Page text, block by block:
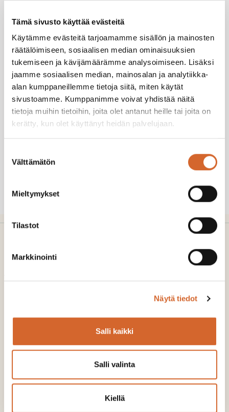
Tämä sivusto käyttää evästeitä
Käytämme evästeitä tarjoamamme sisällön ja mainosten
räätälöimiseen, sosiaalisen median ominaisuuksien
tukemiseen ja kävijämäärämme analysoimiseen. Lisäksi
jaamme sosiaalisen median, mainosalan ja analytiikka-
alan kumppaneillemme tietoja siitä, miten käytät
sivustoamme. Kumppanimme voivat yhdistää näitä
tietoja muihin tietoihin, joita olet antanut heille tai joita on
kerätty, kun olet käyttänyt heidän palvelujaan.
valinta
Välttämätön
Mieltymykset
Tilastot
Markkinointi
Näytä tiedot
Salli kaikki
Salli valinta
Kiellä
Toivon että minun otetaan
yhteyttä
puhelimitse
sähköpostitse
https://soilfood.fi/yritys/
Jaa WhatsAppissa
Share on Email
Lue myös